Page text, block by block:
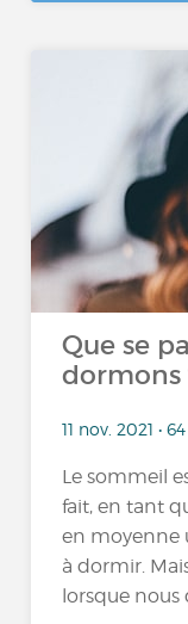
Que se
dormons
11 nov. 2021 •
Le sommeil
fait, en tant
en moyenne
à dormir.
lorsque nous